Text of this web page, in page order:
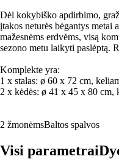
Dėl kokybiško apdirbimo,
įtakos neturės bėgantys metai
mažesnėms erdvėms, visą
sezono metu laikyti paslėptą.
Komplekte yra:
1 x stalas: ø 60 x 72 cm,
2 x kėdės: ø 41 x 45 x 80 cm,
2 žmonėmsBaltos spalvos
Visi parametrai